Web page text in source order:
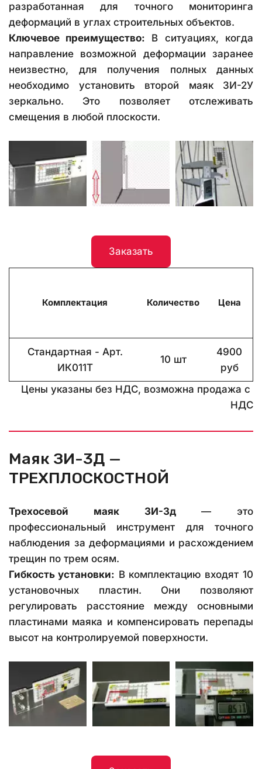
разработанная для точного мониторинга
деформаций в углах строительных объектов.
Ключевое преимущество: В ситуациях, когда
направление возможной деформации заранее
неизвестно, для получения полных данных
необходимо установить второй маяк ЗИ-2У
зеркально. Это позволяет отслеживать
смещения в любой плоскости.
Заказать
Комплектация Количество Цена
Стандартная - Арт.
ИК011Т
10 шт
4900
руб
Цены указаны без НДС, возможна продажа с
НДС
Маяк ЗИ-3Д —
ТРЕХПЛОСКОСТНОЙ
Трехосевой маяк ЗИ-3д— это
профессиональный инструмент для точного
наблюдения за деформациями и расхождением
трещин по трем осям.
Гибкость установки: В комплектацию входят 10
установочных пластин. Они позволяют
регулировать расстояние между основными
пластинами маяка и компенсировать перепады
высот на контролируемой поверхности.